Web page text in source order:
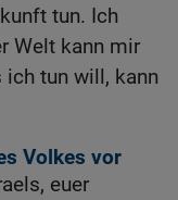
tun. Ich
Welt kann mir
ich tun will, kann
Volkes vor
euer